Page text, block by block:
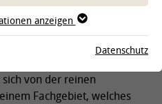
chirurgischen
an das
die perioperative
von der reinen
Fachgebiet, welches
anzeigen
Datenschutz